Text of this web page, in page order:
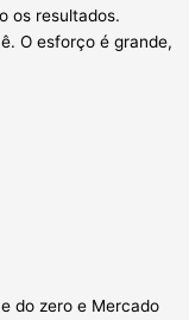
os resultados.
O esforço é grande,
do zero e Mercado